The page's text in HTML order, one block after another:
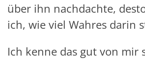
über ihn nachdachte,
ich, wie viel Wahres darin
Ich kenne das gut von mir